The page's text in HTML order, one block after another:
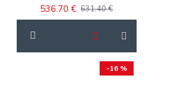
536.70 € 631.40 €
-16 %